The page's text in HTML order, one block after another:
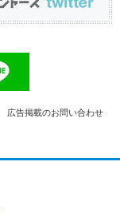
広告掲載のお問い合わせ